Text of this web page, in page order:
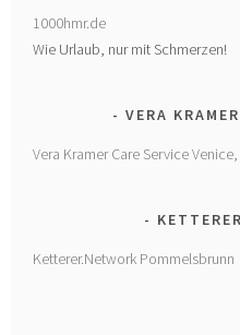
1000hmr.de
Wie Urlaub, nur mit Schmerzen!
VERA
Vera Kramer Care Service
Ketterer.Network Pommelsbrunn